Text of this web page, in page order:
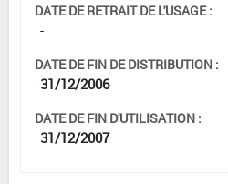
DATE DE RETRAIT DE L'USAGE :
-
DATE DE FIN DE DISTRIBUTION :
31/12/2006
DATE DE FIN D'UTILISATION :
31/12/2007